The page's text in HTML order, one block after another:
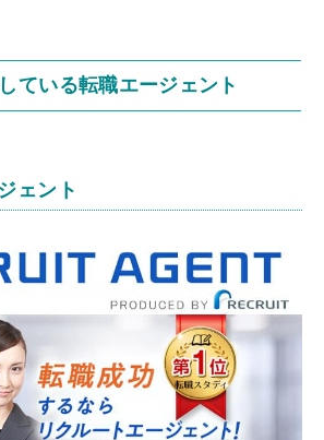
ている転職エージェント
ェント